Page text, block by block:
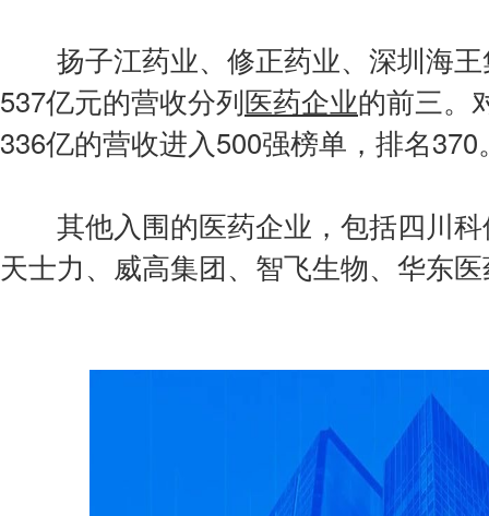
扬子江药业、修正药业、深圳海王
537亿元的营收分列医药企业的前三。
336亿的营收进入500强榜单，排名370
其他入围的医药企业，包括四川科
天士力、威高集团、智飞生物、华东